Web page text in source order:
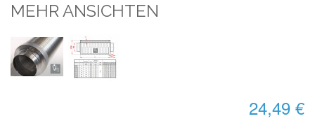
MEHR ANSICHTEN
24,49 €